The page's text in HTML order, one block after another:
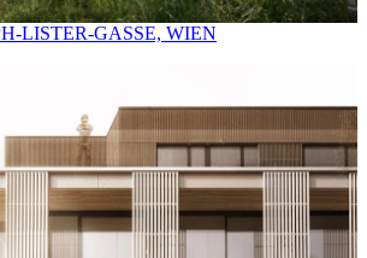
LISTER-GASSE, WIEN